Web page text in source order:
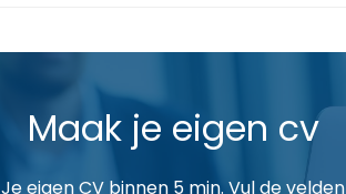
Maak je eigen cv
Je eigen CV binnen 5 min. Vul de velden